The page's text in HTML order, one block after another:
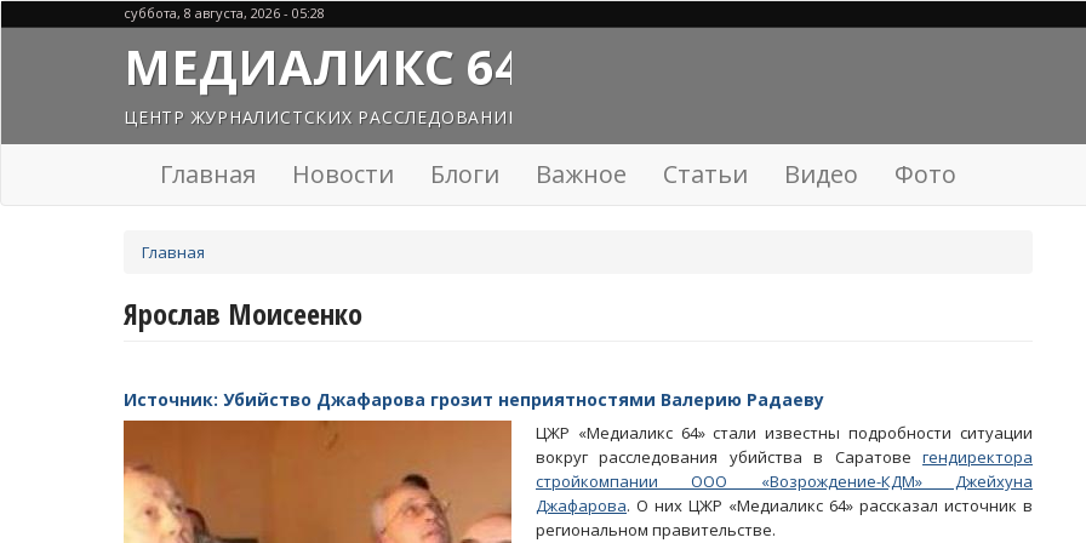
суббота, 8 августа, 2026 - 05:28
МЕДИАЛИКС 64
ЦЕНТР ЖУРНАЛИСТСКИХ РАССЛЕДОВАНИЙ
Главная Новости Блоги Важное Статьи Видео Фото
здесь
Главная
Ярослав Моисеенко
Источник: Убийство Джафарова грозит неприятностями Валерию Радаеву
ЦЖР «Медиаликс 64» стали известны подробности ситуации
вокруг расследования убийства в Саратове гендиректора
стройкомпании ООО «Возрождение-КДМ» Джейхуна
Джафарова. О них ЦЖР «Медиаликс 64» рассказал источник в
региональном правительстве.